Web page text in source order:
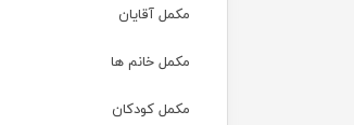
مکمل آقایان
مکمل خانم ها
مکمل کودکان